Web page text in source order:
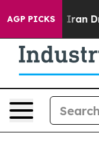
AGP PICKS
With Iran